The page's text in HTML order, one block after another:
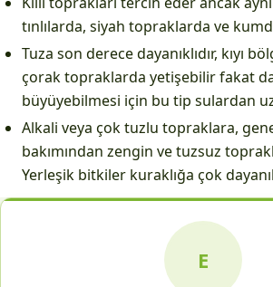
tınlılarda, siyah topraklarda ve
Tuza son derece dayanıklıdır, kıyı
çorak topraklarda yetişebilir fakat
büyüyebilmesi için bu tip sulardan
Alkali veya çok tuzlu topraklara,
bakımından zengin ve tuzsuz
Yerleşik bitkiler kuraklığa çok
E